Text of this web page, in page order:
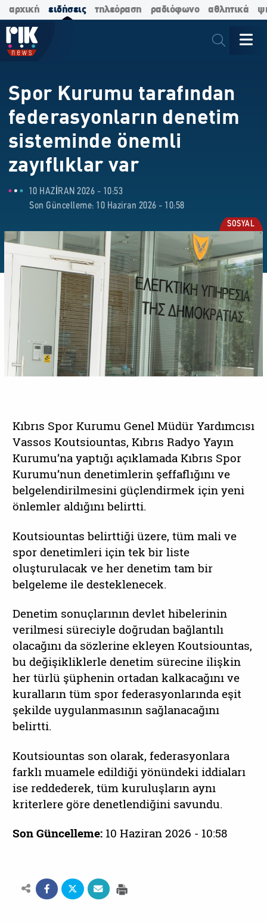
αρχική ειδήσεις τηλεόραση ραδιόφωνο αθλητικά
Spor Kurumu tarafından
federasyonların denetim
sisteminde önemli
zayıflıklar var
10 HAZIRAN 2026 - 10:53
Son Güncelleme: 10 Haziran 2026 - 10:58
SOSYAL
Kıbrıs Spor Kurumu Genel Müdür Yardımcısı
Vassos Koutsiountas, Kıbrıs Radyo Yayın
Kurumu’na yaptığı açıklamada Kıbrıs Spor
Kurumu’nun denetimlerin şeffaflığını ve
belgelendirilmesini güçlendirmek için yeni
önlemler aldığını belirtti.
Koutsiountas belirttiği üzere, tüm mali ve
spor denetimleri için tek bir liste
oluşturulacak ve her denetim tam bir
belgeleme ile desteklenecek.
Denetim sonuçlarının devlet hibelerinin
verilmesi süreciyle doğrudan bağlantılı
olacağını da sözlerine ekleyen Koutsiountas,
bu değişikliklerle denetim sürecine ilişkin
her türlü şüphenin ortadan kalkacağını ve
kuralların tüm spor federasyonlarında eşit
şekilde uygulanmasının sağlanacağını
belirtti.
Koutsiountas son olarak, federasyonlara
farklı muamele edildiği yönündeki iddiaları
ise reddederek, tüm kuruluşların aynı
kriterlere göre denetlendiğini savundu.
Son Güncelleme: 10 Haziran 2026 - 10:58